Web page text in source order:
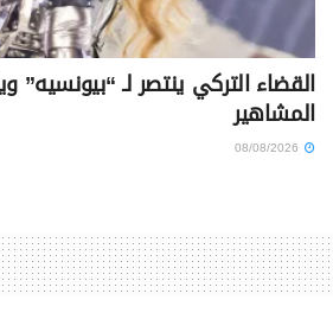
القضاء التركي ينتصر لـ “بيونسيه”
المشاهير